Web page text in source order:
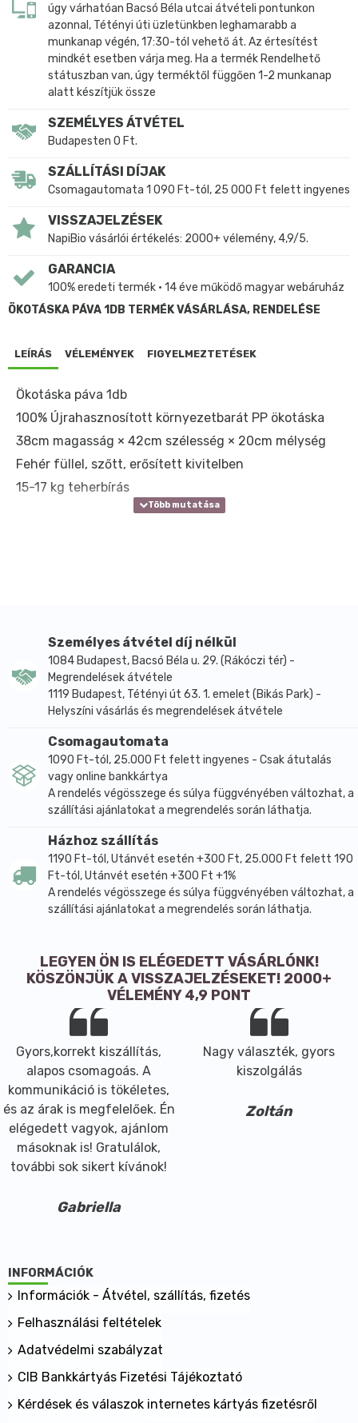
úgy várhatóan Bacsó Béla utcai átvételi pontunkon
azonnal, Tétényi úti üzletünkben leghamarabb a
munkanap végén, 17:30-tól vehető át. Az értesítést
mindkét esetben várja meg. Ha a termék Rendelhető
státuszban van, úgy terméktől függően 1-2 munkanap
alatt készítjük össze
SZEMÉLYES ÁTVÉTEL
Budapesten 0 Ft.
SZÁLLÍTÁSI DÍJAK
Csomagautomata 1 090 Ft-tól, 25 000 Ft felett ingyenes
VISSZAJELZÉSEK
NapiBio vásárlói értékelés: 2000+ vélemény, 4,9/5.
GARANCIA
100% eredeti termék • 14 éve működő magyar webáruház
ÖKOTÁSKA PÁVA 1DB TERMÉK VÁSÁRLÁSA, RENDELÉSE
LEÍRÁS VÉLEMÉNYEK FIGYELMEZTETÉSEK
Ökotáska páva 1db
100% Újrahasznosított környezetbarát PP ökotáska
38cm magasság × 42cm szélesség × 20cm mélység
Fehér füllel, szőtt, erősített kivitelben
15-17 kg teherbírás
Személyes átvétel díj nélkül
1084 Budapest, Bacsó Béla u. 29. (Rákóczi tér) -
Megrendelések átvétele
1119 Budapest, Tétényi út 63. 1. emelet (Bikás Park) -
Helyszíni vásárlás és megrendelések átvétele
Csomagautomata
1090 Ft-tól, 25.000 Ft felett ingyenes - Csak átutalás
vagy online bankkártya
A rendelés végösszege és súlya függvényében változhat, a
szállítási ajánlatokat a megrendelés során láthatja.
Házhoz szállítás
1190 Ft-tól, Utánvét esetén +300 Ft, 25.000 Ft felett 190
Ft-tól, Utánvét esetén +300 Ft +1%
A rendelés végösszege és súlya függvényében változhat, a
szállítási ajánlatokat a megrendelés során láthatja.
LEGYEN ÖN IS ELÉGEDETT VÁSÁRLÓNK!
KÖSZÖNJÜK A VISSZAJELZÉSEKET! 2000+
VÉLEMÉNY 4,9 PONT
Gyors,korrekt kiszállítás,
alapos csomagoás. A
kommunikáció is tökéletes,
és az árak is megfelelőek. Én
elégedett vagyok, ajánlom
másoknak is! Gratulálok,
további sok sikert kívánok!
Gabriella
Nagy választék, gyors
kiszolgálás
Zoltán
INFORMÁCIÓK
Információk - Átvétel, szállítás, fizetés
Felhasználási feltételek
Adatvédelmi szabályzat
CIB Bankkártyás Fizetési Tájékoztató
Kérdések és válaszok internetes kártyás fizetésről